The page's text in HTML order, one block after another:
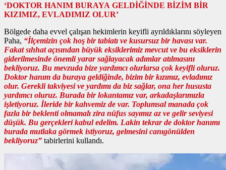
‘DOKTOR HANIM BURAYA GELDİĞİNDE BİZİM BİR
KIZIMIZ, EVLADIMIZ OLUR’
Bölgede daha evvel çalışan hekimlerin keyifli ayrıldıklarını söyleyen
Paha, “İlçemizin çok hoş bir tabiatı ve kusursuz bir havası var.
Fakat sıhhat açısından büyük eksiklerimiz mevcut ve bu eksiklerin
giderilmesinde önemli yarar sağlayacak adımlar atılmasını
bekliyoruz. Bu mevzuda bize yardımcı olurlarsa çok keyifli oluruz.
Doktor hanım da buraya geldiğinde, bizim bir kızımız, evladımız
olur. Gerekli takviyesi ve yardımı da biz sağlar, ona her hususta
yardımcı oluruz. Burada bir lokantamız var, arkadaşlarımızla
işletiyoruz. İleride bir kahvemiz de var. Toplumsal manada çok
fazla bir beklenti olmamalı zira nüfus sayımız az ve gelir seviyesi
düşük. Bu gerçekleri kabul edelim. Lakin tekrar de doktor hanımı
burada mutlaka görmek istiyoruz, gelmesini canıgönülden
bekliyoruz” tabirlerini kullandı.